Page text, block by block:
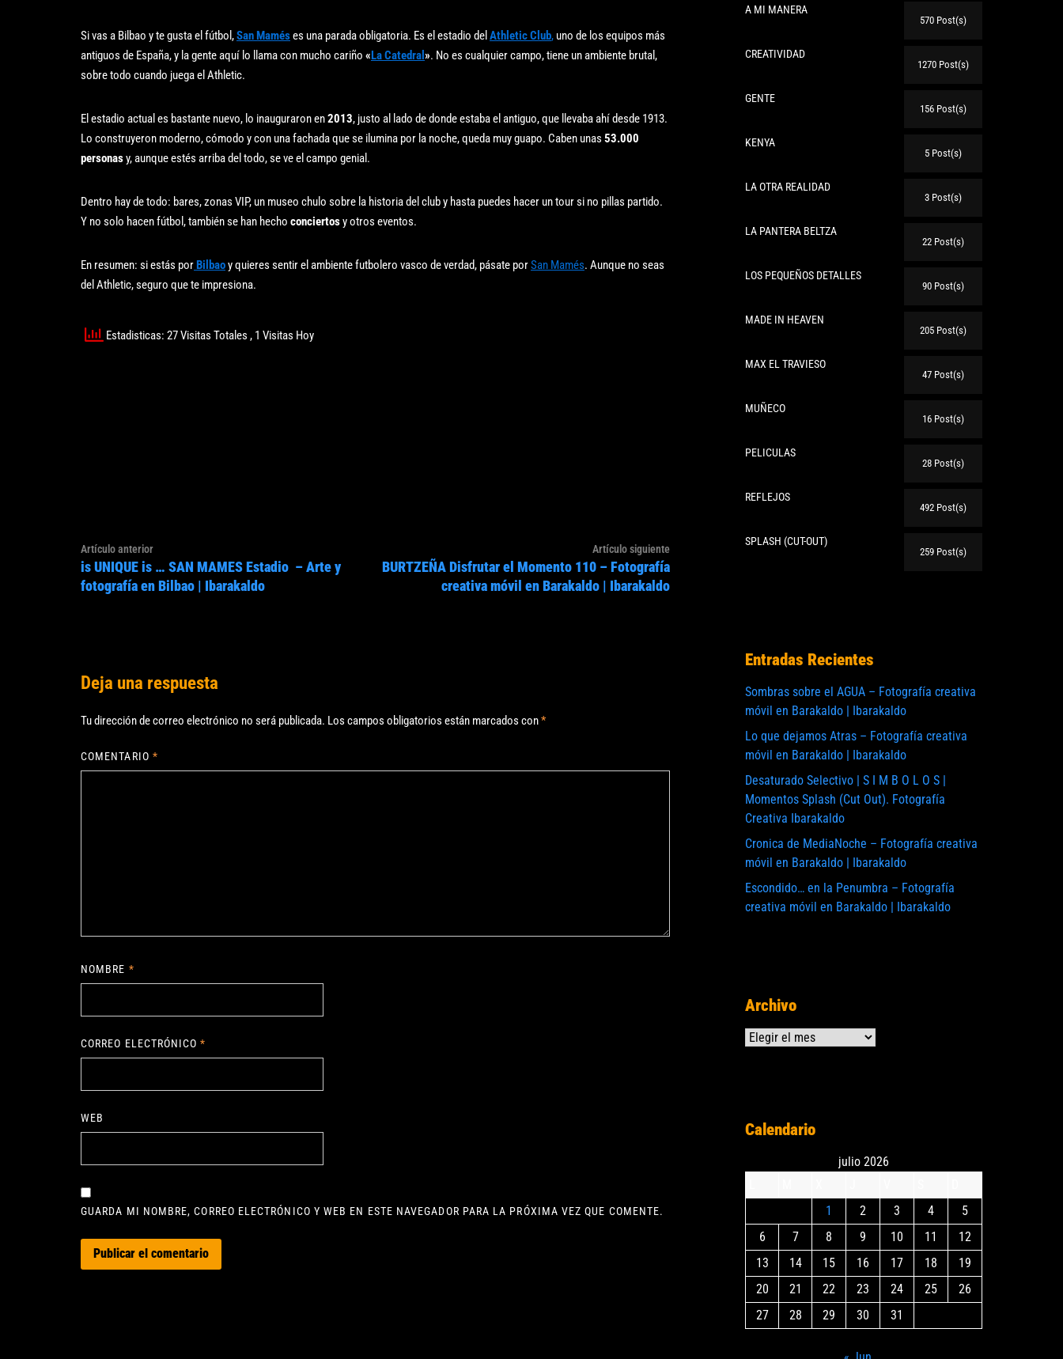
Si vas a Bilbao y te gusta el fútbol,San Maméses una parada obligatoria. Es el estadio del Athletic Club, uno de los equipos más
antiguos de España, y la gente aquí lo llama con mucho cariño «La Catedral ». No es cualquier campo, tiene un ambiente brutal,
sobre todo cuando juega el Athletic.
El estadio actual es bastante nuevo, lo inauguraron en2013, justo al lado de donde estaba el antiguo, que llevaba ahí desde 1913.
Lo construyeron moderno, cómodo y con una fachada que se ilumina por la noche, queda muy guapo. Caben unas 53.000
personasy, aunque estés arriba del todo, se ve el campo genial.
Dentro hay de todo: bares, zonas VIP, un museo chulo sobre la historia del club y hasta puedes hacer un tour si no pillas partido.
Y no solo hacen fútbol, también se han hecho conciertosy otros eventos.
En resumen: si estás porBilbaoy quieres sentir el ambiente futbolero vasco de verdad, pásate porSan Mamés. Aunque no seas
del Athletic, seguro que te impresiona.
Estadisticas: 27 Visitas Totales , 1 Visitas Hoy
Navegación
de
entradas
Artículo anteriorArtículo
anterior:
is UNIQUE is … SAN MAMES Estadio – Arte y
fotografía en Bilbao | Ibarakaldo
Artículo siguienteArtículo
siguiente:
BURTZEÑA Disfrutar el Momento 110 – Fotografía
creativa móvil en Barakaldo | Ibarakaldo
Deja una respuesta
Tu dirección de correo electrónico no será publicada. Los campos obligatorios están marcados con*
COMENTARIO *
NOMBRE *
CORREO ELECTRÓNICO*
WEB
GUARDA MI NOMBRE, CORREO ELECTRÓNICO Y WEB EN ESTE NAVEGADOR PARA LA PRÓXIMA VEZ QUE COMENTE.
A MI MANERA
570 Post(s)
CREATIVIDAD
1270 Post(s)
GENTE
156 Post(s)
KENYA
5 Post(s)
LA OTRA REALIDAD
3 Post(s)
LA PANTERA BELTZA
22 Post(s)
LOS PEQUEÑOS DETALLES
90 Post(s)
MADE IN HEAVEN
205 Post(s)
MAX EL TRAVIESO
47 Post(s)
MUÑECO
16 Post(s)
PELICULAS
28 Post(s)
REFLEJOS
492 Post(s)
SPLASH (CUT-OUT)
259 Post(s)
Entradas Recientes
Sombras sobre el AGUA – Fotografía creativa
móvil en Barakaldo | Ibarakaldo
Lo que dejamos Atras – Fotografía creativa
móvil en Barakaldo | Ibarakaldo
Desaturado Selectivo | S I M B O L O S |
Momentos Splash (Cut Out). Fotografía
Creativa Ibarakaldo
Cronica de MediaNoche – Fotografía creativa
móvil en Barakaldo | Ibarakaldo
Escondido… en la Penumbra – Fotografía
creativa móvil en Barakaldo | Ibarakaldo
Archivo
Archivos
Calendario
julio 2026
1
2 3 4
5
6
7 8 9 10 11
12
13
14 15 16 17 18
19
20
21 22 23 24 25
26
27
28 29 30 31